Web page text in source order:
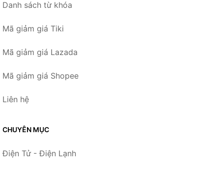
Danh sách từ khóa
Mã giảm giá Tiki
Mã giảm giá Lazada
Mã giảm giá Shopee
Liên hệ
CHUYÊN MỤC
Điện Tử - Điện Lạnh